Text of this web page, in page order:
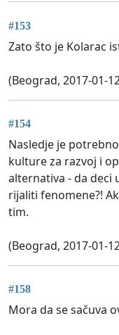
#153
Zato što je Kolarac
(Beograd, 2017-01-
#154
Nasledje je
kulture za razvoj i
alternativa - da deci
rijaliti fenomene?!
tim.
(Beograd, 2017-01-
#158
Mora da se sačuva